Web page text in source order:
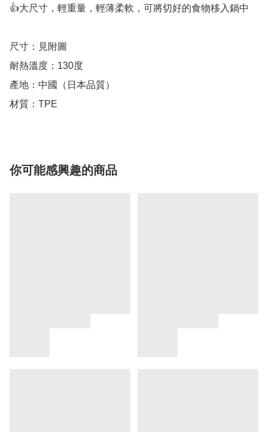
👍大尺寸，輕重量，輕薄柔軟，可將切好的食物移入鍋中
尺寸：見附圖
耐熱溫度：130度
產地：中國（日本品質）
材質：TPE
你可能感興趣的商品